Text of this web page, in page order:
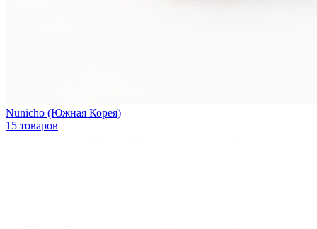
Nunicho (Южная Корея)
15 товаров